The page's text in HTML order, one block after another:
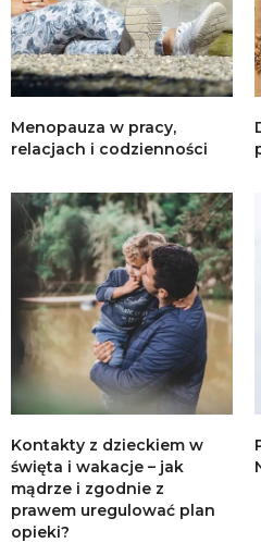
Menopauza w pracy,
relacjach i codzienności
Kontakty z dzieckiem w
święta i wakacje – jak
mądrze i zgodnie z
prawem uregulować plan
opieki?